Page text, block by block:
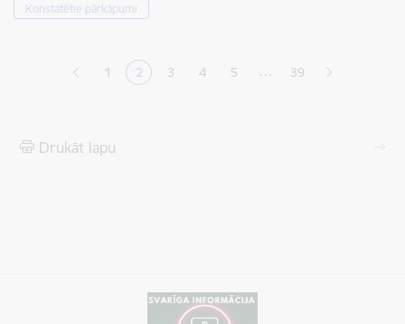
Konstatētie pārkāpumi
Lapa
1 Pašreizējā lapa
2 Lapa
3 Lapa
4 Lapa
5 … 39
Drukāt lapu